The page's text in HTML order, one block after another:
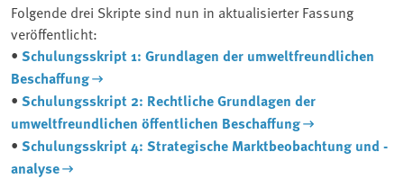
Folgende drei Skripte sind nun in aktualisierter Fassung
veröffentlicht:
• Schulungsskript 1: Grundlagen der umweltfreundlichen
Beschaffung
• Schulungsskript 2: Rechtliche Grundlagen der
umweltfreundlichen öffentlichen Beschaffung
• Schulungsskript 4: Strategische Marktbeobachtung und -
analyse